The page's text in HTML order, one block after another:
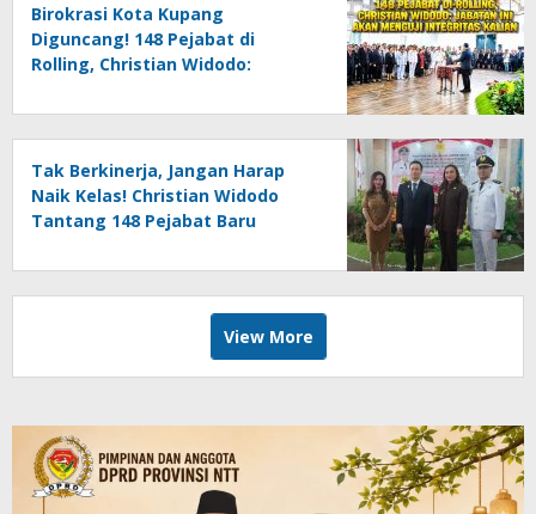
Birokrasi Kota Kupang
Diguncang! 148 Pejabat di
Rolling, Christian Widodo:
Integritas Kalian
Tak Berkinerja, Jangan Harap
Naik Kelas! Christian Widodo
Tantang 148 Pejabat Baru
View More